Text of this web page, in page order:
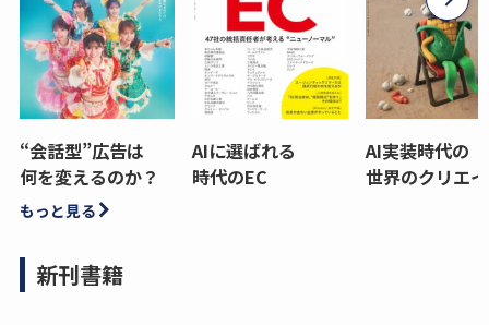
“会話型”広告は
何を変えるのか？
AIに選ばれる
時代のEC
AI実装時代の
世界のクリエ
もっと見る
新刊書籍